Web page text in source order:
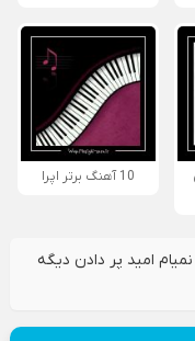
10 آهنگ برتر اپرا
امید پر دادن دیگه